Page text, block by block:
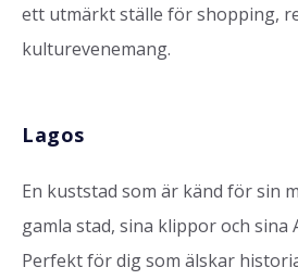
ett utmärkt ställe för shopping,
kulturevenemang.
Lagos
En kuststad som är känd för sin
gamla stad, sina klippor och sina
Perfekt för dig som älskar